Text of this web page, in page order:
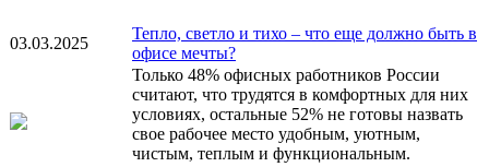
03.03.2025
Тепло, светло и тихо – что еще должно быть в
офисе мечты?
Только 48% офисных работников России
считают, что трудятся в комфортных для них
условиях, остальные 52% не готовы назвать
свое рабочее место удобным, уютным,
чистым, теплым и функциональным.